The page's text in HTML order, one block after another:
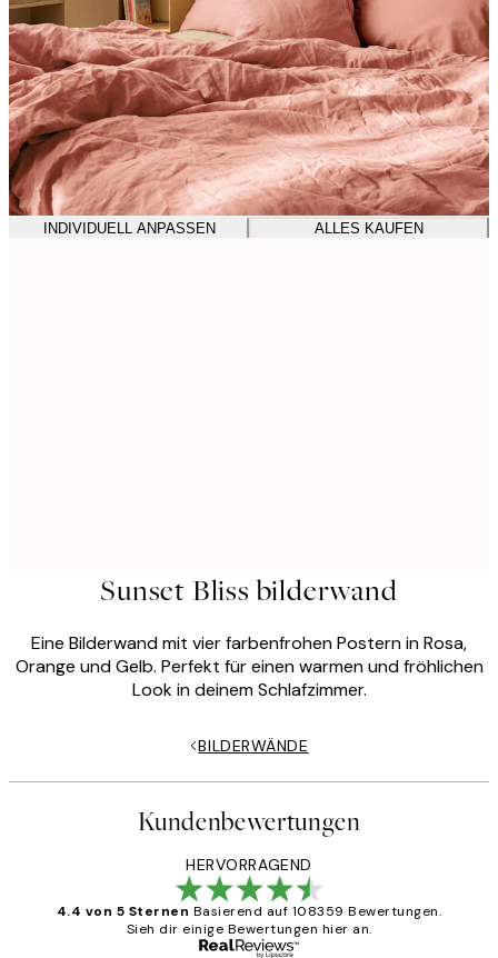
INDIVIDUELL ANPASSEN ALLES KAUFEN
Sunset Bliss bilderwand
Eine Bilderwand mit vier farbenfrohen Postern in Rosa,
Orange und Gelb. Perfekt für einen warmen und fröhlichen
Look in deinem Schlafzimmer.
BILDERWÄNDE
Kundenbewertungen
HERVORRAGEND
4.4 von 5 Sternen Basierend auf 108359 Bewertungen.
Sieh dir einige Bewertungen hier an.